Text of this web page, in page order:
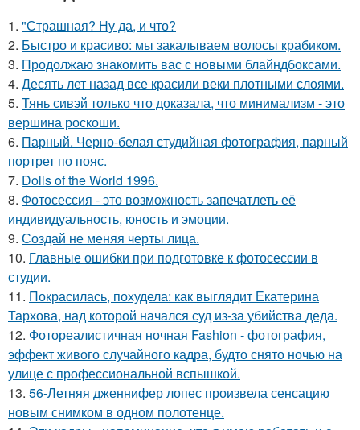
1. "Страшная? Ну да, и что?
2. Быстро и красиво: мы закалываем волосы крабиком.
3. Продолжаю знакомить вас с новыми блайндбоксами.
4. Десять лет назад все красили веки плотными слоями.
5. Тянь сивэй только что доказала, что минимализм - это
вершина роскоши.
6. Парный. Черно-белая студийная фотография, парный
портрет по пояс.
7. Dolls of the World 1996.
8. Фотосессия - это возможность запечатлеть её
индивидуальность, юность и эмоции.
9. Создай не меняя черты лица.
10. Главные ошибки при подготовке к фотосессии в
студии.
11. Покрасилась, похудела: как выглядит Екатерина
Тархова, над которой начался суд из-за убийства деда.
12. Фотореалистичная ночная Fashion - фотография,
эффект живого случайного кадра, будто снято ночью на
улице с профессиональной вспышкой.
13. 56-Летняя дженнифер лопес произвела сенсацию
новым снимком в одном полотенце.